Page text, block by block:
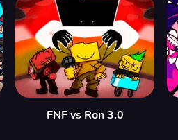
FNF vs Ron 3.0